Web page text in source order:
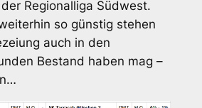
Regionalliga Südwest.
so günstig stehen
auch in den
Bestand haben mag –